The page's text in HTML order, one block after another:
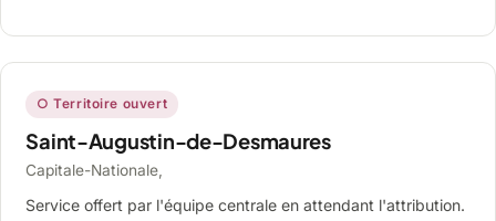
○ Territoire ouvert
Saint-Augustin-de-Desmaures
Capitale-Nationale,
Service offert par l'équipe centrale en attendant l'attribution.